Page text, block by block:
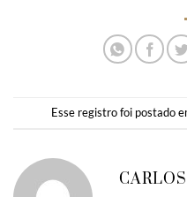
Esse registro foi postado